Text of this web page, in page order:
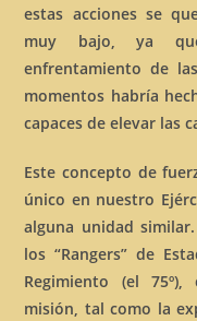
estas acciones se
muy bajo, ya
enfrentamiento de
momentos habría
capaces de elevar las
Este concepto de
único en nuestro
alguna unidad
los “Rangers” de
Regimiento (el
misión, tal como la